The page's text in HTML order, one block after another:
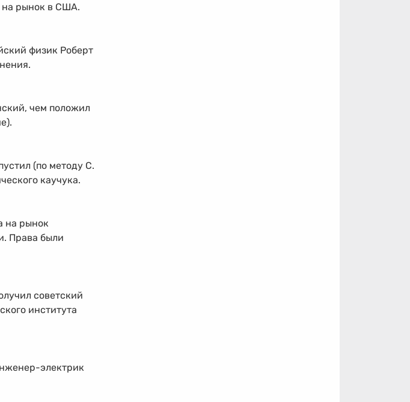
на рынок в США.
физик Роберт
чем положил
(по методу С.
каучука.
на рынок
Права были
советский
института
электрик